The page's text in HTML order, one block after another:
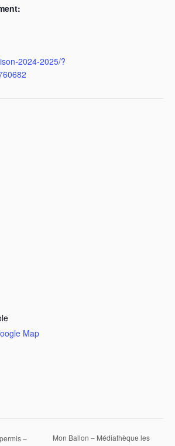
2024-2025/?
Map
– Mon Ballon – Médiathèque les